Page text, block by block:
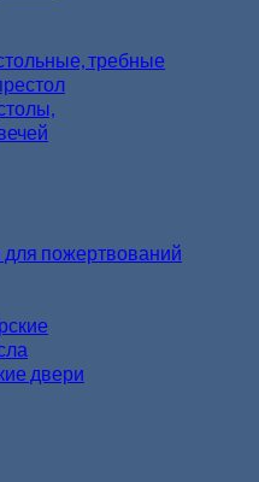
требные
пожертвований
двери